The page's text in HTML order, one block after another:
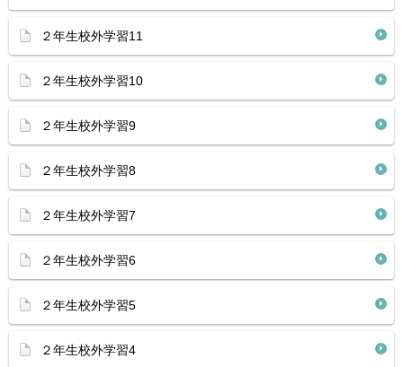
２年生校外学習11
２年生校外学習10
２年生校外学習9
２年生校外学習8
２年生校外学習7
２年生校外学習6
２年生校外学習5
２年生校外学習4